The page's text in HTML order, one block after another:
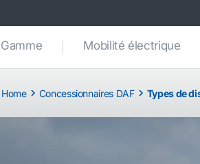
Gamme Mobilité électrique
Home Concessionnaires DAF Types de